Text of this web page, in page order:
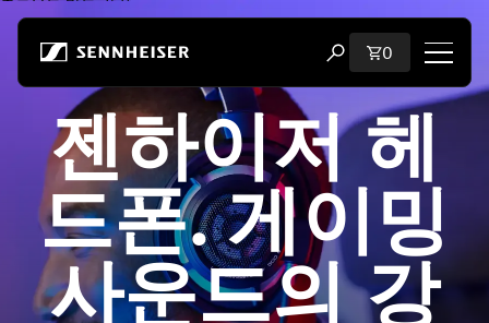
검색 모달 열기
장바구니에
0
쇼핑
모든 헤드폰
모든 오디오파일용 헤드폰
모든 사운드바
젠하이저 헤
드폰. 게이밍
사운드의 강